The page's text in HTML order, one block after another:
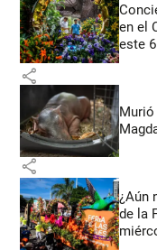
en el
este
share
Murió
share
¿Aún
de la